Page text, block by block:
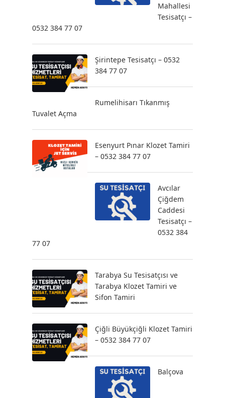
Mahallesi
Tesisatçı –
0532 384 77 07
Şirintepe Tesisatçı – 0532
384 77 07
Rumelihisarı Tıkanmış
Tuvalet Açma
Esenyurt Pınar Klozet Tamiri
– 0532 384 77 07
Avcılar
Çiğdem
Caddesi
Tesisatçı –
0532 384
77 07
Tarabya Su Tesisatçısı ve
Tarabya Klozet Tamiri ve
Sifon Tamiri
Çiğli Büyükçiğli Klozet Tamiri
– 0532 384 77 07
Balçova